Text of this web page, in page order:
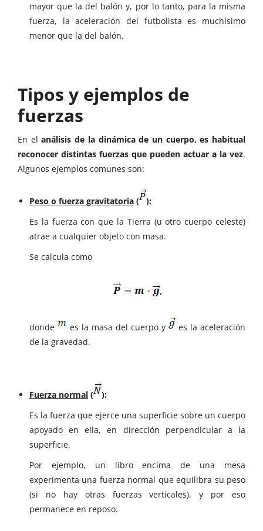
mayor que la del balón y, por lo tanto, para la misma
fuerza, la aceleración del futbolista es muchísimo
menor que la del balón.
Tipos y ejemplos de
fuerzas
En elanálisis de la dinámica de un cuerpo, es habitual
reconocer distintas fuerzas que pueden actuar a la vez.
Algunos ejemplos comunes son:
Peso o fuerza gravitatoria (
):
Es la fuerza con que la Tierra (u otro cuerpo celeste)
atrae a cualquier objeto con masa.
Se calcula como
donde es la masa del cuerpo y
es la aceleración
de la gravedad.
Fuerza normal (
):
Es la fuerza que ejerce una superficie sobre un cuerpo
apoyado en ella, en dirección perpendicular a la
superficie.
Por ejemplo, un libro encima de una mesa
experimenta una fuerza normal que equilibra su peso
(si no hay otras fuerzas verticales), y por eso
permanece en reposo.